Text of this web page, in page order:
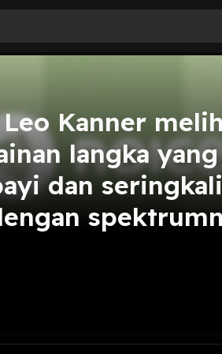
Kanner
langka yang
dan